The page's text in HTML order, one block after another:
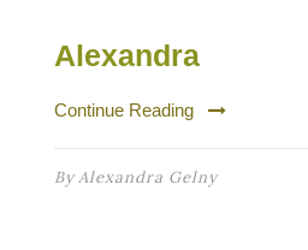
Alexandra
Continue Reading
ByAlexandra Gelny